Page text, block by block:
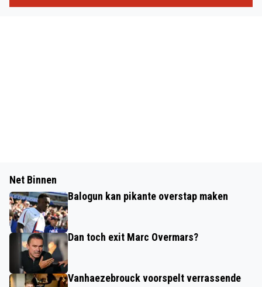
Net Binnen
Balogun kan pikante overstap maken
Dan toch exit Marc Overmars?
Vanhaezebrouck voorspelt verrassende